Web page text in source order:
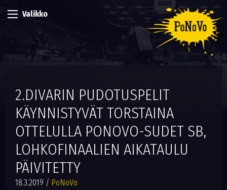
Valikko
2.DIVARIN PUDOTUSPELIT
KÄYNNISTYVÄT TORSTAINA
OTTELULLA PONOVO-SUDET SB,
LOHKOFINAALIEN AIKATAULU
PÄIVITETTY
18.3.2019 / PoNoVo